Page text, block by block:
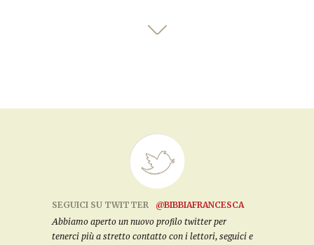
SEGUICI SU TWITTER
@BIBBIAFRANCESCA
Abbiamo aperto un nuovo profilo twitter per
tenerci più a stretto contatto con i lettori, seguici e